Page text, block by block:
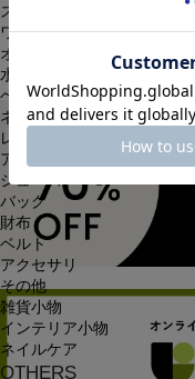
スカート
ワンピース
オールインワン・サロペット
水着
ヘッドウェア
ネックウェア
レッグウェア
アンダーウェア
シューズ
バッグ
財布
ベルト
アクセサリ
その他
雑貨小物
インテリア小物
ネイルケア
OTHERS